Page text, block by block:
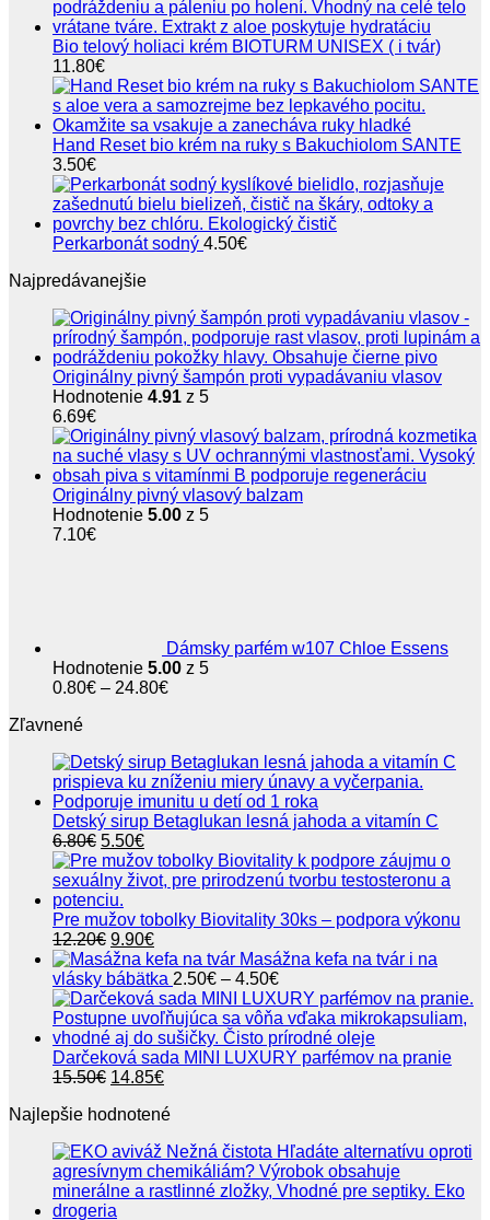
Bio telový holiaci krém BIOTURM UNISEX ( i tvár)
11.80€
Hand Reset bio krém na ruky s Bakuchiolom SANTE
3.50€
Perkarbonát sodný 4.50€
Najpredávanejšie
Originálny pivný šampón proti vypadávaniu vlasov
Hodnotenie 4.91 z 5
6.69€
Originálny pivný vlasový balzam
Hodnotenie 5.00 z 5
7.10€
Dámsky parfém w107 Chloe Essens
Hodnotenie 5.00 z 5
0.80€ – 24.80€Price
24.80€
Zľavnené
Detský sirup Betaglukan lesná jahoda a vitamín C
6.80€ Pôvodná
cena
bola:
6.80€.
5.50€Aktuálna
cena
je:
Pre mužov tobolky Biovitality 30ks – podpora výkonu
12.20€ Pôvodná
cena
bola:
12.20€.
9.90€Aktuálna
cena
je:
9.90€.
Masážna kefa na tvár i na
vlásky bábätka 2.50€ – 4.50€Price
range:
2.50€
through
4.50€
Darčeková sada MINI LUXURY parfémov na pranie
15.50€ Pôvodná
bola:
14.85€Aktuálna
je:
Najlepšie hodnotené